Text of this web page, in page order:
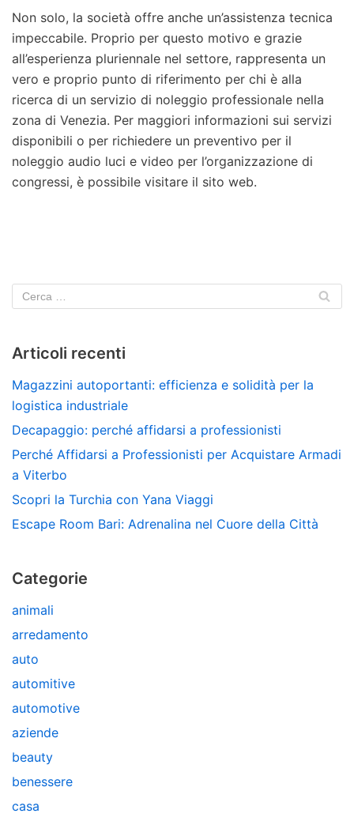
Non solo, la società offre anche un’assistenza tecnica
impeccabile. Proprio per questo motivo e grazie
all’esperienza pluriennale nel settore, rappresenta un
vero e proprio punto di riferimento per chi è alla
ricerca di un servizio di noleggio professionale nella
zona di Venezia. Per maggiori informazioni sui servizi
disponibili o per richiedere un preventivo per il
noleggio audio luci e video per l’organizzazione di
congressi, è possibile visitare il sito web.
Articoli recenti
Magazzini autoportanti: efficienza e solidità per la
logistica industriale
Decapaggio: perché affidarsi a professionisti
Perché Affidarsi a Professionisti per Acquistare Armadi
a Viterbo
Scopri la Turchia con Yana Viaggi
Escape Room Bari: Adrenalina nel Cuore della Città
Categorie
animali
arredamento
auto
automitive
automotive
aziende
beauty
benessere
casa